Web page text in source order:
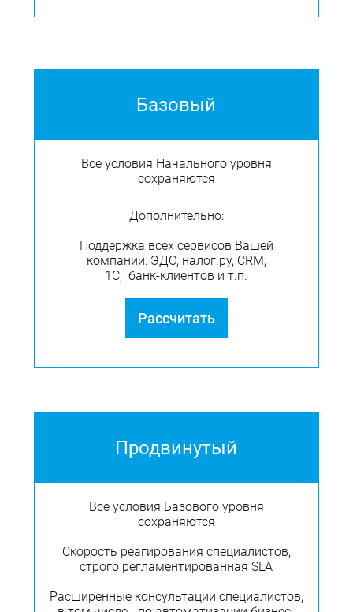
Базовый
Все условия Начального уровня
сохраняются
Дополнительно:
Поддержка всех сервисов Вашей
компании: ЭДО, налог.ру, CRM,
1С, банк-клиентов и т.п.
Рассчитать
Продвинутый
Все условия Базового уровня
сохраняются
Cкорость реагирования специалистов,
строго регламентированная SLA
Расширенные консультации специалистов,